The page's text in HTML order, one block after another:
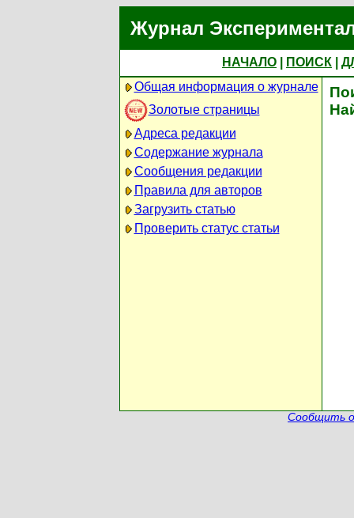
Журнал
НАЧАЛО ПОИСК
Общая информация о журнале
Золотые страницы
Адреса редакции
Содержание журнала
Сообщения редакции
Правила для авторов
Загрузить статью
Проверить статус статьи
Сообщить о